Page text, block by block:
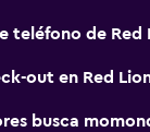
teléfono de Red
out en Red
busca